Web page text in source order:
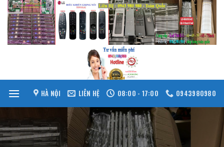
Skip
content
HÀ NỘI LIÊN HỆ 08:00 - 17:00 0943980980